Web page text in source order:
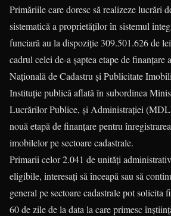
Primăriile care doresc să realizeze lucrări
sistematică a proprietăților în sistemul
funciară au la dispoziție 309.501.626 de
cadrul celei de-a șaptea etape de finanțare
Națională de Cadastru și Publicitate
Instituție publică aflată în subordinea
Lucrărilor Publice, și Administrației
nouă etapă de finanțare pentru
imobilelor pe sectoare cadastrale.
Primarii celor 2.041 de unități
eligibile, interesați să înceapă sau să
general pe sectoare cadastrale pot solicita
60 de zile de la data la care primesc